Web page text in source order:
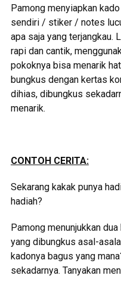
Pamong menyiapkan
sendiri / stiker / notes
apa saja yang terjangkau.
rapi dan cantik,
pokoknya bisa menarik
bungkus dengan kertas
dihias, dibungkus
menarik.
CONTOH CERITA:
Sekarang kakak punya
hadiah?
Pamong menunjukkan
yang dibungkus asal-
kadonya bagus yang
sekadarnya. Tanyakan